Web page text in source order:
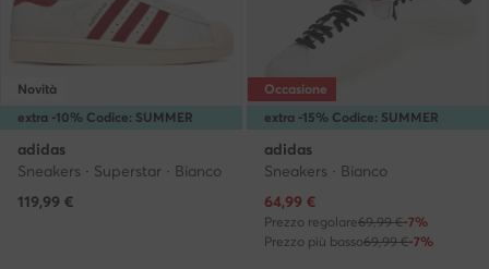
extra -10% Codice: SUMMER
Novità
adidas
Sneakers · Superstar · Bianco
119,99 €
extra -15% Codice: SUMMER
Occasione
adidas
Sneakers · Bianco
Prezzo attuale
64,99 €
Prezzo regolare69,99 €-7%
Prezzo più basso69,99 €-7%